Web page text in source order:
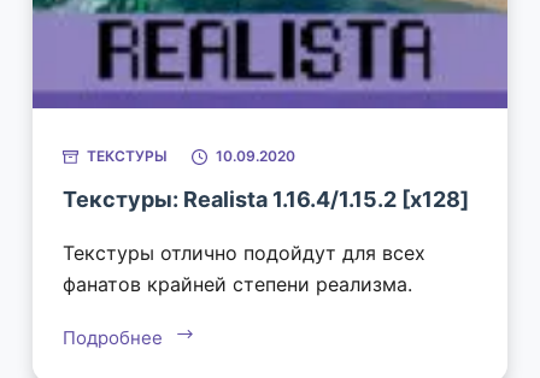
ТЕКСТУРЫ 10.09.2020
Текстуры: Realista 1.16.4/1.15.2 [х128]
Текстуры отлично подойдут для всех
фанатов крайней степени реализма.
Подробнее